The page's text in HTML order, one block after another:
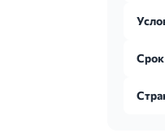
Срок